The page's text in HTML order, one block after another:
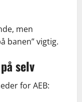
men
banen” vigtig.
selv
for AEB: